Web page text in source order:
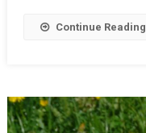
Continue Reading